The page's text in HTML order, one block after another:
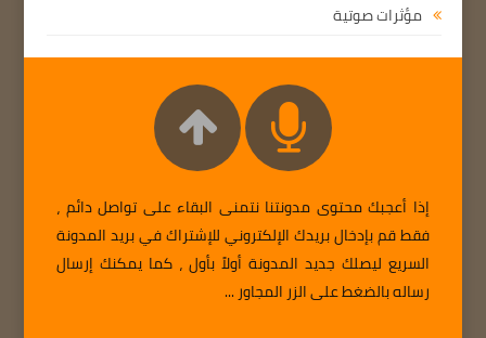
مؤثرات صوتية
إذا أعجبك محتوى مدونتنا نتمنى البقاء على تواصل دائم ،
فقط قم بإدخال بريدك الإلكتروني للإشتراك في بريد المدونة
السريع ليصلك جديد المدونة أولاً بأول ، كما يمكنك إرسال
رساله بالضغط على الزر المجاور ...